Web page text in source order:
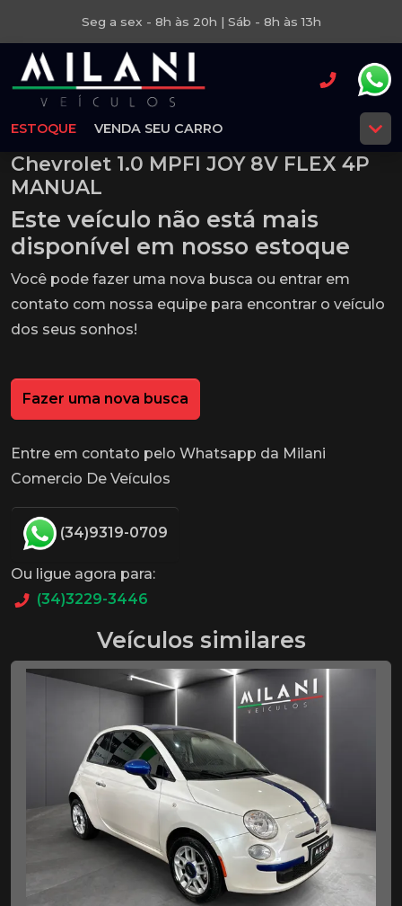
Seg a sex - 8h às 20h | Sáb - 8h às 13h
ESTOQUE VENDA SEU CARRO
Chevrolet 1.0 MPFI JOY 8V FLEX 4P
MANUAL
Este veículo não está mais
disponível em nosso estoque
Você pode fazer uma nova busca ou entrar em
contato com nossa equipe para encontrar o veículo
dos seus sonhos!
Fazer uma nova busca
Entre em contato pelo Whatsapp da Milani
Comercio De Veículos
(34)9319-0709
Ou ligue agora para:
(34)3229-3446
Veículos similares